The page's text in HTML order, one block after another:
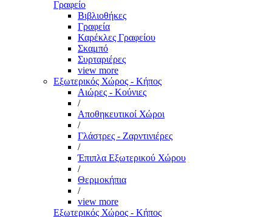
Γραφείο
Βιβλιοθήκες
Γραφεία
Καρέκλες Γραφείου
Σκαμπό
Συρταριέρες
view more
Εξωτερικός Χώρος - Κήπος
Αιώρες - Κούνιες
/
Αποθηκευτικοί Χώροι
/
Γλάστρες - Ζαρντινιέρες
/
Έπιπλα Εξωτερικού Χώρου
/
Θερμοκήπια
/
view more
Εξωτερικός Χώρος - Κήπος